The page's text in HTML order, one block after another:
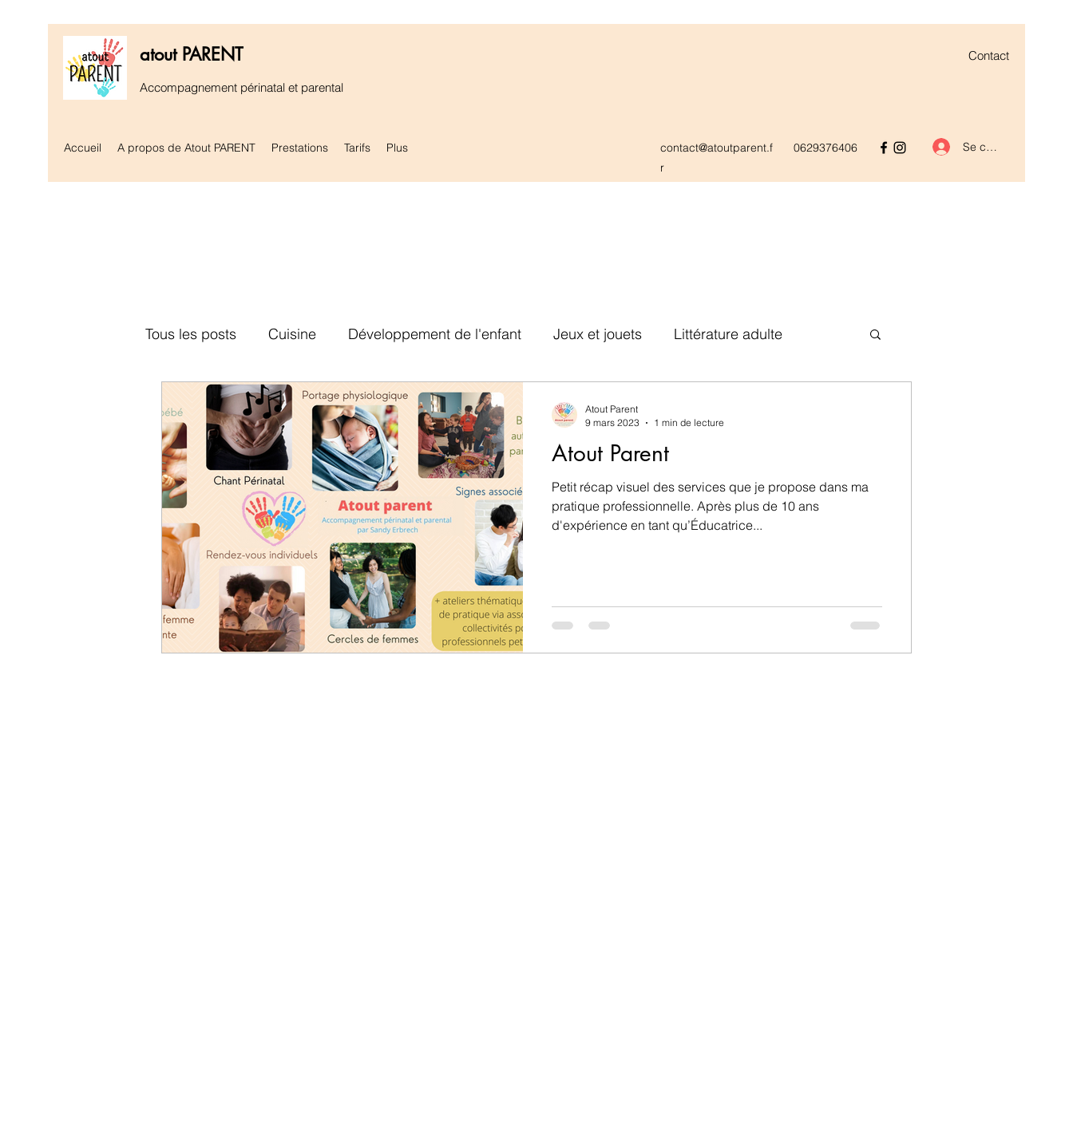
atout PARENT
Accompagnement périnatal et parental
Contact
Accueil A propos de Atout PARENT Prestations Tarifs Plus
contact@atoutparent.f
r
0629376406 Se connecter
Tous les posts Cuisine Développement de l'enfant Jeux et jouets Littérature adulte
Littérature enfantine Musique Sorties et activités de plein air
socialisation de l'enfant Atout Parent Atout Parent
Petit récap visuel des services que je propose dans ma
pratique professionnelle. Après plus de 10 ans
d'expérience en tant qu’Éducatrice...
Atout Parent
9 mars 2023
1 min de lecture